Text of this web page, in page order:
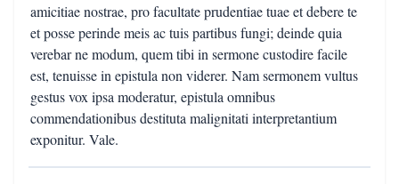
amicitiae nostrae, pro facultate prudentiae tuae et debere te
et posse perinde meis ac tuis partibus fungi; deinde quia
verebar ne modum, quem tibi in sermone custodire facile
est, tenuisse in epistula non viderer. Nam sermonem vultus
gestus vox ipsa moderatur, epistula omnibus
commendationibus destituta malignitati interpretantium
exponitur. Vale.